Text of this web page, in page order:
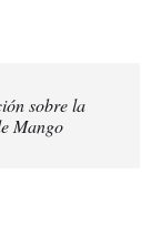
sobre la
Mango